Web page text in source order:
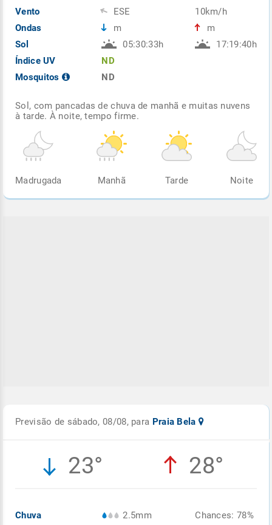
Vento
Ondas
Sol
Índice UV
Mosquitos
ESE
m
05:30:33h
ND
ND
10km/h
m
17:19:40h
Sol, com pancadas de chuva de manhã e muitas nuvens
à tarde. À noite, tempo firme.
Madrugada Manhã Tarde Noite
Previsão de sábado, 08/08, para Praia Bela
23° 28°
Chuva
2.5mm
Chances: 78%